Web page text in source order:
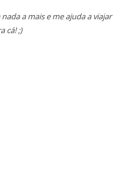
a mais e me ajuda a viajar
cá! ;)